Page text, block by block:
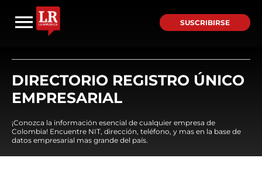
SUSCRIBIRSE
DIRECTORIO REGISTRO ÚNICO
EMPRESARIAL
¡Conozca la información esencial de cualquier empresa de
Colombia! Encuentre NIT, dirección, teléfono, y mas en la base de
datos empresarial mas grande del país.